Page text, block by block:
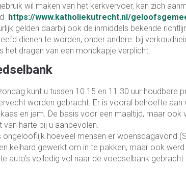
wil maken van het kerkvervoer, kan zich
https://www.katholiekutrecht.nl/
gelden daarbij ook de inmiddels bekende
dienen te worden, onder andere: bij
het dragen van een mondkapje verplicht.
kunt u tussen 10.15 en 11.30 uur houdbare
worden gebracht. Er is vooral behoefte aan
en jam. De basis voor een maaltijd, maar
van harte bij u aanbevolen.
ongelooflijk hoeveel mensen er woensdagavond
keihard gewerkt om in te pakken, maar ook
auto's volledig vol naar de voedselbank gebracht.